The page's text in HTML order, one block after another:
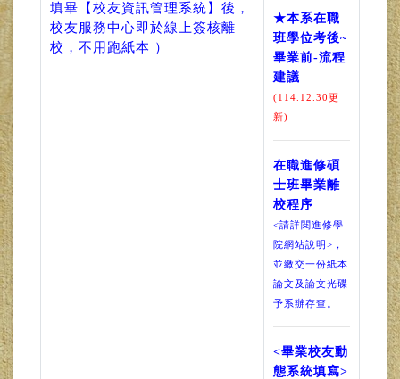
填畢【校友資訊管理系統】後，
校友服務中心即於線上簽核離
校，不用跑紙本 ）
★本系在職
班學位考後~
畢業前-流程
建議
(114.12.30更
新)
在職進修碩
士班畢業離
校程序
<請詳閱進修學
院網站說明>，
並繳交一份紙本
論文及論文光碟
予系辦存查。
<畢業校友動
態系統填寫>